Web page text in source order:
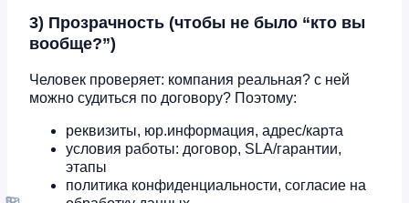
3) Прозрачность (чтобы не было “кто вы
вообще?”)
Человек проверяет: компания реальная? с ней
можно судиться по договору? Поэтому:
реквизиты, юр.информация, адрес/карта
условия работы: договор, SLA/гарантии,
этапы
политика конфиденциальности, согласие на